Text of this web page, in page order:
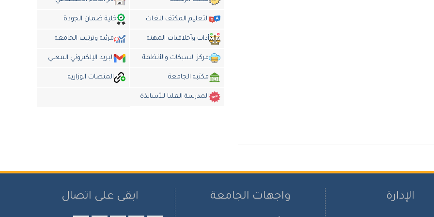
التعليم المكثف للغات خلية ضمان الجودة
أداب وأخلاقيات المهنة مرئية وترتيب الجامعة
مركز الشبكات والأنظمة البريد الإلكتروني المهني
مكتبة الجامعة المنصات الوزارية
المدرسة العليا للأساتذة
الإدارة واجهات الجامعة ابقى على اتصال